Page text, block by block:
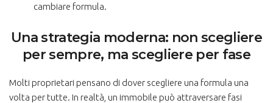
cambiare formula.
Una strategia moderna: non scegliere
per sempre, ma scegliere per fase
Molti proprietari pensano di dover scegliere una formula una
volta per tutte. In realtà, un immobile può attraversare fasi